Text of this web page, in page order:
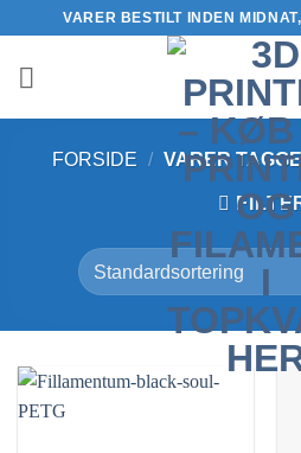
indhold
VARER BESTILT INDEN
FORSIDE / VARER